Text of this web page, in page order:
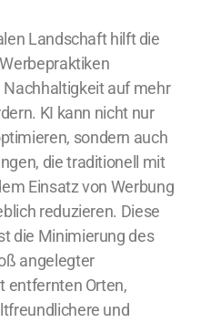
Landschaft hilft die
auf mehr
KI kann nicht nur
sondern auch
die traditionell mit
Einsatz von Werbung
reduzieren. Diese
die Minimierung des
angelegter
entfernten Orten,
und